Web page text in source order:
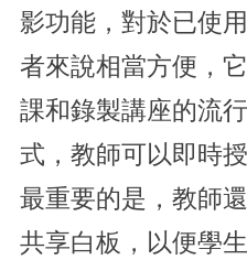
影功能，對於已使
者來說相當方便，
課和錄製講座的流
式，教師可以即時
最重要的是，教師
共享白板，以便學